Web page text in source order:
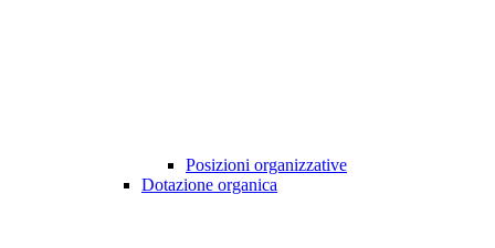
Posizioni organizzative
Dotazione organica